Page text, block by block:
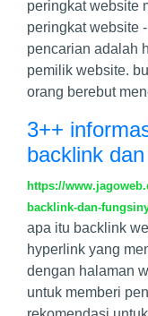
peringkat website
peringkat website
pencarian adalah
pemilik website.
orang berebut
3++
backlink
https://
backlink-dan-
apa itu backlink
hyperlink yang
dengan halaman
untuk memberi